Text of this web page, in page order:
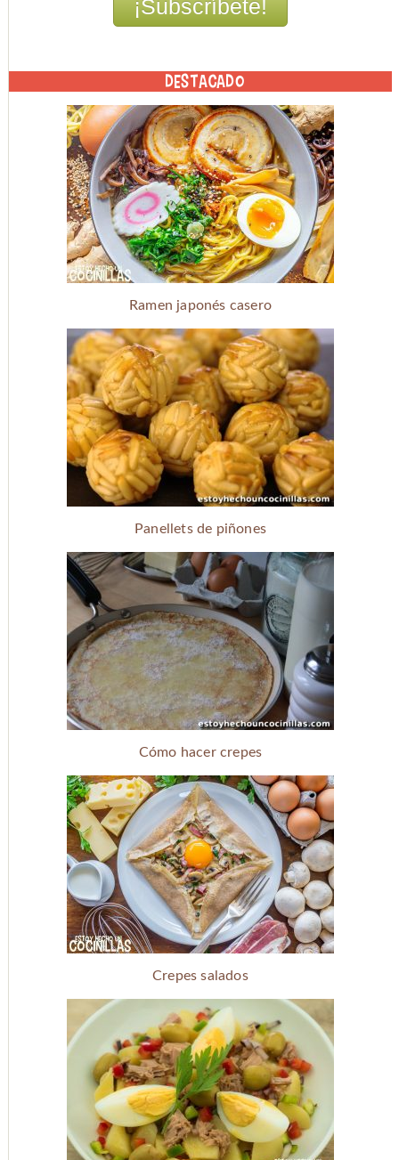
DESTACADO
Ramen japonés casero
Panellets de piñones
Cómo hacer crepes
Crepes salados